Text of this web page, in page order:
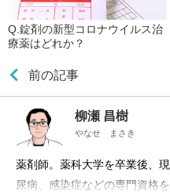
Q.錠剤の新型コロナウイルス治
療薬はどれか？
前の記事
柳瀬 昌樹
やなせ まさき
薬剤師。薬科大学を卒業後、
尿病、感染症などの専門資格